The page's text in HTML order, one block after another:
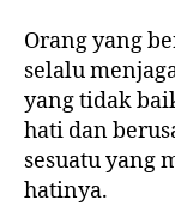
Orang yang
selalu
yang tidak
hati dan
sesuatu yang
hatinya.